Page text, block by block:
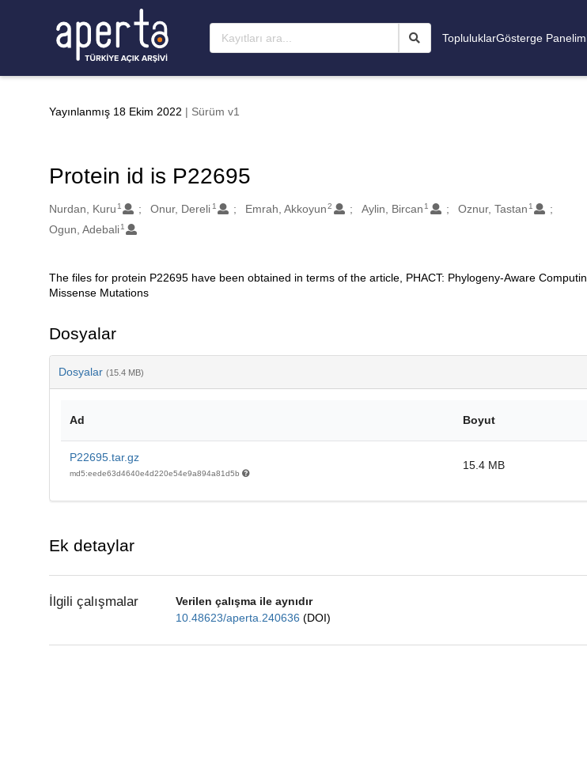
TopluluklarGösterge Panelim
Yayınlanmış 18 Ekim 2022 | Sürüm v1
Protein id is P22695
Oluşturanlar
Nurdan, Kuru 1 Onur, Dereli 1 Emrah, Akkoyun 2 Aylin, Bircan 1 Oznur, Tastan 1
Ogun, Adebali 1
Açıklama
The files for protein P22695 have been obtained in terms of the article, PHACT: Phylogeny-Aware
Missense Mutations
Dosyalar
Dosyalar (15.4 MB)
Ad Boyut
P22695.tar.gz
md5:eede63d4640e4d220e54e9a894a81d5b
15.4 MB
Ek detaylar
İlgili çalışmalar
Verilen çalışma ile aynıdır
10.48623/aperta.240636 (DOI)